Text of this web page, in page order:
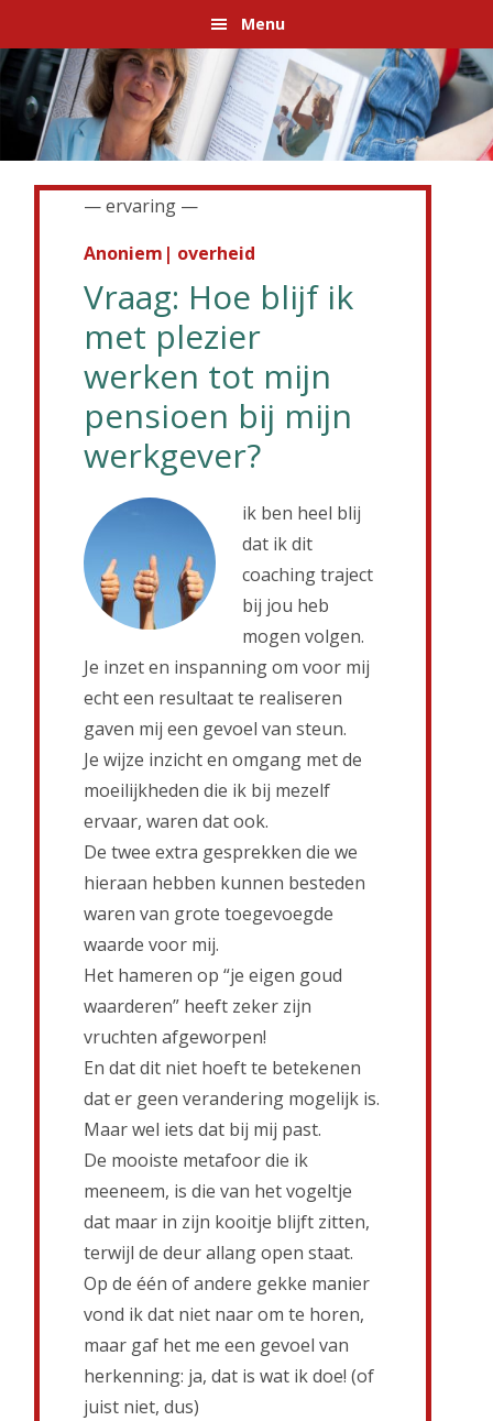
naar
de
hoofdnavigatie
naar
de
hoofd
inhoud
naar
de
eerste
sidebar
naar
de
voettekst
Menu
— ervaring —
Anoniem| overheid
Vraag: Hoe blijf ik
met plezier
werken tot mijn
pensioen bij mijn
werkgever?
ik ben heel blij
dat ik dit
coaching traject
bij jou heb
mogen volgen.
Je inzet en inspanning om voor mij
echt een resultaat te realiseren
gaven mij een gevoel van steun.
Je wijze inzicht en omgang met de
moeilijkheden die ik bij mezelf
ervaar, waren dat ook.
De twee extra gesprekken die we
hieraan hebben kunnen besteden
waren van grote toegevoegde
waarde voor mij.
Het hameren op “je eigen goud
waarderen” heeft zeker zijn
vruchten afgeworpen!
En dat dit niet hoeft te betekenen
dat er geen verandering mogelijk is.
Maar wel iets dat bij mij past.
De mooiste metafoor die ik
meeneem, is die van het vogeltje
dat maar in zijn kooitje blijft zitten,
terwijl de deur allang open staat.
Op de één of andere gekke manier
vond ik dat niet naar om te horen,
maar gaf het me een gevoel van
herkenning: ja, dat is wat ik doe! (of
juist niet, dus)